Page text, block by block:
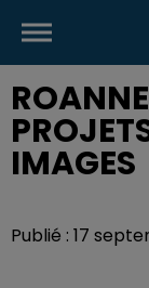
IMAGES
Publié : 17